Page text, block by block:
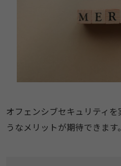
オフェンシブセキュリティ
うなメリットが期待できます。